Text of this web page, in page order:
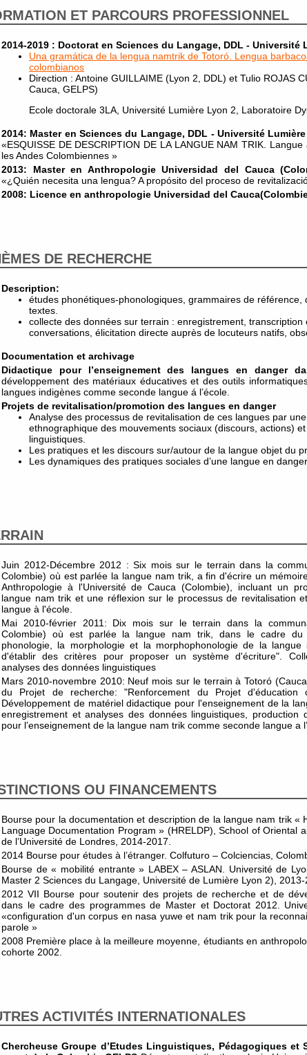
ET PARCOURS PROFESSIONNEL
2014-2019 : Doctorat en Sciences du Langage, DDL - Université
Una gramática de la lengua namtrik de Totoró. Lengua
colombianos
Direction : Antoine GUILLAIME (Lyon 2, DDL) et Tulio ROJAS
Cauca, GELPS)
Ecole doctorale 3LA, Université Lumière Lyon 2, Laboratoire
2014: Master en Sciences du Langage, DDL - Université
«ESQUISSE DE DESCRIPTION DE LA LANGUE NAM TRIK.
les Andes Colombiennes »
2013: Master en Anthropologie Universidad del Cauca
«¿Quién necesita una lengua? A propósito del proceso de
2008: Licence en anthropologie Universidad del
DE RECHERCHE
Description:
études phonétiques-phonologiques, grammaires de référence,
textes.
collecte des données sur terrain : enregistrement,
conversations, élicitation directe auprès de locuteurs natifs,
Documentation et archivage
Didactique pour l’enseignement des langues en danger
développement des matériaux éducatives et des outils
langues indigènes comme seconde langue á l’école.
Projets de revitalisation/promotion des langues en danger
Analyse des processus de revitalisation de ces langues par
ethnographique des mouvements sociaux (discours, actions)
linguistiques.
Les pratiques et les discours sur/autour de la langue objet du
Les dynamiques des pratiques sociales d’une langue en danger
Juin 2012-Décembre 2012 : Six mois sur le terrain dans la
Colombie) où est parlée la langue nam trik, a fin d'écrire un
Anthropologie à l'Université de Cauca (Colombie), incluant un
langue nam trik et une réflexion sur le processus de revitalisation
langue à l'école.
Mai 2010-février 2011: Dix mois sur le terrain dans la
Colombie) où est parlée la langue nam trik, dans le cadre du
phonologie, la morphologie et la morphophonologie de la
d'établir des critères pour proposer un système d'écriture".
analyses des données linguistiques
Mars 2010-novembre 2010: Neuf mois sur le terrain à Totoró
du Projet de recherche: "Renforcement du Projet d'éducation
Développement de matériel didactique pour l'enseignement de la
enregistrement et analyses des données linguistiques, production
pour l’enseignement de la langue nam trik comme seconde langue a
OU FINANCEMENTS
Bourse pour la documentation et description de la langue nam trik «
Language Documentation Program » (HRELDP), School of Oriental
de l’Université de Londres, 2014-2017.
2014 Bourse pour études à l’étranger. Colfuturo – Colciencias,
Bourse de « mobilité entrante » LABEX – ASLAN. Université de
Master 2 Sciences du Langage, Université de Lumière Lyon 2), 2013-
2012 VII Bourse pour soutenir des projets de recherche et de
dans le cadre des programmes de Master et Doctorat 2012.
«configuration d'un corpus en nasa yuwe et nam trik pour la
parole »
2008 Première place à la meilleure moyenne, étudiants en
cohorte 2002.
ACTIVITÉS INTERNATIONALES
Chercheuse Groupe d’Etudes Linguistiques, Pédagogiques et